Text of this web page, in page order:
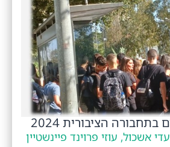
בתחבורה הציבורית 2024
אשכול, עוזי פרוינד פיינשטיין